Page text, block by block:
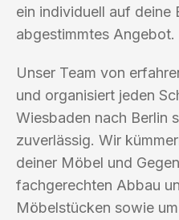
ein individuell auf deine
abgestimmtes Angebot.
Unser Team von
und organisiert jeden
Wiesbaden nach Berlin
zuverlässig. Wir
deiner Möbel und
fachgerechten Abbau
Möbelstücken sowie